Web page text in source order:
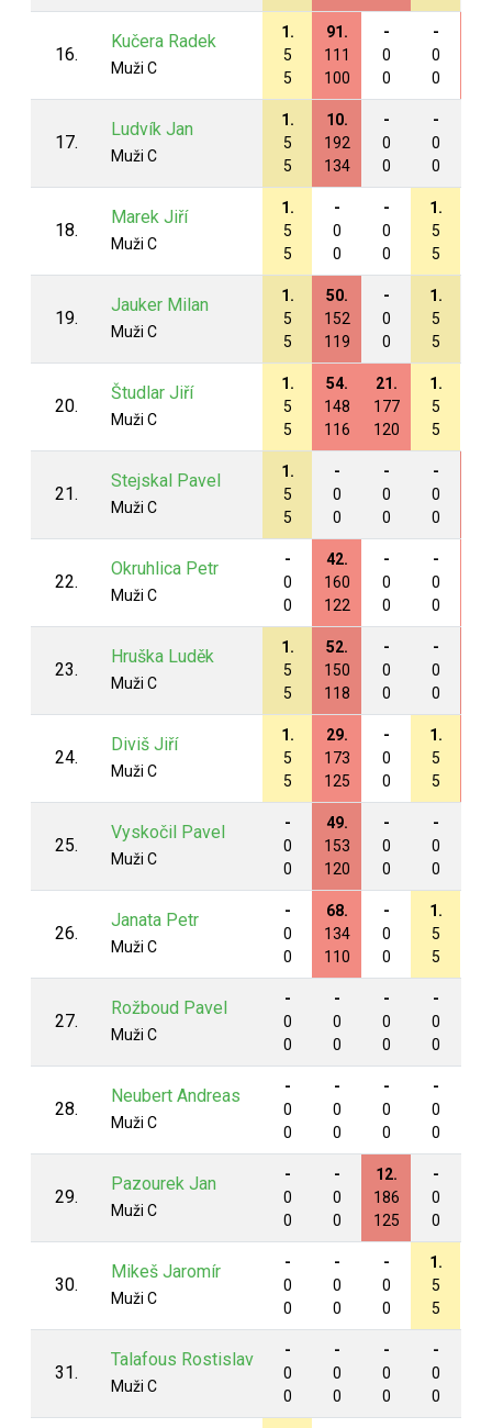
16.
Kučera Radek
Muži C
1.
5
5
91.
111
100
-
0
0
-
0
0
17.
Ludvík Jan
Muži C
1.
5
5
10.
192
134
-
0
0
-
0
0
18.
Marek Jiří
Muži C
1.
5
5
-
0
0
-
0
0
1.
5
5
19.
Jauker Milan
Muži C
1.
5
5
50.
152
119
-
0
0
1.
5
5
20.
Študlar Jiří
Muži C
1.
5
5
54.
148
116
21.
177
120
1.
5
5
21.
Stejskal Pavel
Muži C
1.
5
5
-
0
0
-
0
0
-
0
0
22.
Okruhlica Petr
Muži C
-
0
0
42.
160
122
-
0
0
-
0
0
23.
Hruška Luděk
Muži C
1.
5
5
52.
150
118
-
0
0
-
0
0
24.
Diviš Jiří
Muži C
1.
5
5
29.
173
125
-
0
0
1.
5
5
25.
Vyskočil Pavel
Muži C
-
0
0
49.
153
120
-
0
0
-
0
0
26.
Janata Petr
Muži C
-
0
0
68.
134
110
-
0
0
1.
5
5
27.
Rožboud Pavel
Muži C
-
0
0
-
0
0
-
0
0
-
0
0
28.
Neubert Andreas
Muži C
-
0
0
-
0
0
-
0
0
-
0
0
29.
Pazourek Jan
Muži C
-
0
0
-
0
0
12.
186
125
-
0
0
30.
Mikeš Jaromír
Muži C
-
0
0
-
0
0
-
0
0
1.
5
5
31.
Talafous Rostislav
Muži C
-
0
0
-
0
0
-
0
0
-
0
0